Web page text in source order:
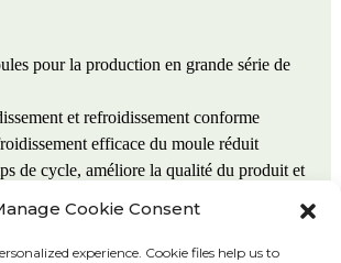
pour la production en grande série de
et refroidissement conforme
efficace du moule réduit
de cycle, améliore la qualité du produit et
le gauchissement et assure une réticulation
Cookie Consent
experience. Cookie files help us to